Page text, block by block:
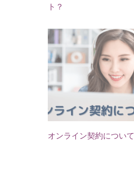
ト？
オンライン契約について